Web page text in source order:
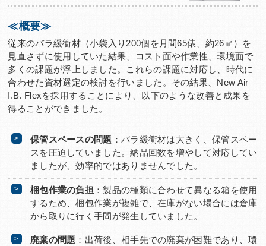
≪概要≫
従来のバラ緩衝材（小袋入り200個を月間65俵、約26㎥）を
見直さずに使用していた結果、コスト面や作業性、環境面で
多くの課題が浮上しました。これらの課題に対応し、時代に
合わせた資材選定の検討を行いました。その結果、New Air
I.B. Flexを採用することにより、以下のような改善と成果を
得ることができました。
保管スペースの問題 ：バラ緩衝材は大きく、保管スペー
スを圧迫していました。納品回数を増やして対応してい
ましたが、効率的ではありませんでした。
梱包作業の負担 ：製品の種類に合わせて異なる箱を使用
するため、梱包作業が複雑で、在庫がない場合には倉庫
から取りに行く手間が発生していました。
廃棄の問題 ：出荷後、相手先での廃棄が困難であり、環